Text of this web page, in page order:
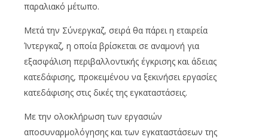
παραλιακό μέτωπο.
Μετά την Σύνεργκαζ, σειρά θα πάρει η εταιρεία
Ίντεργκαζ, η οποία βρίσκεται σε αναμονή για
εξασφάλιση περιβαλλοντικής έγκρισης και άδειας
κατεδάφισης, προκειμένου να ξεκινήσει εργασίες
κατεδάφισης στις δικές της εγκαταστάσεις.
Με την ολοκλήρωση των εργασιών
αποσυναρμολόγησης και των εγκαταστάσεων της